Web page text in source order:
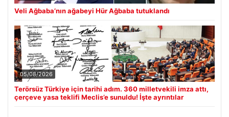
Veli Ağbaba’nın ağabeyi Hür Ağbaba tutuklandı
05/08/2026
Terörsüz Türkiye için tarihi adım. 360 milletvekili imza attı,
çerçeve yasa teklifi Meclis’e sunuldu! İşte ayrıntılar